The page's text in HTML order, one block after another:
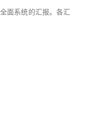
面系统的汇报。各汇